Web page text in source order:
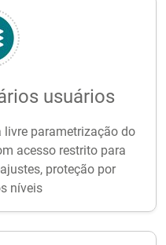
usuários
parametrização do
acesso restrito para
proteção por
níveis